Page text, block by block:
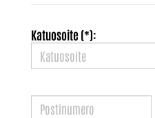
Katuosoite (*):